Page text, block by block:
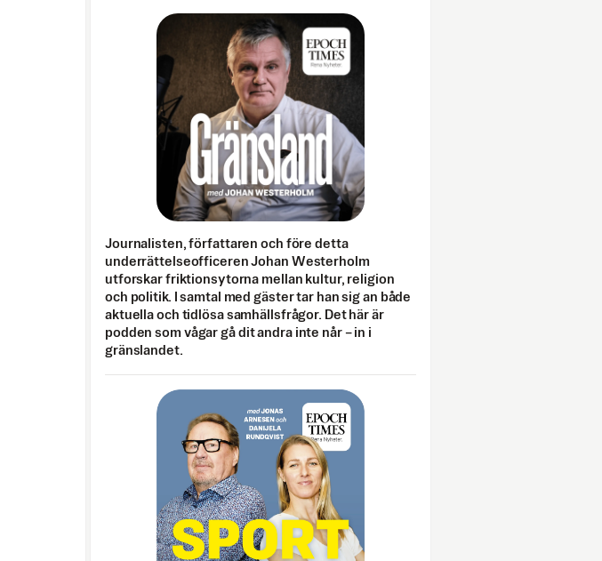
Journalisten, författaren och före detta
underrättelseofficeren Johan Westerholm
utforskar friktionsytorna mellan kultur, religion
och politik. I samtal med gäster tar han sig an både
aktuella och tidlösa samhällsfrågor. Det här är
podden som vågar gå dit andra inte når – in i
gränslandet.